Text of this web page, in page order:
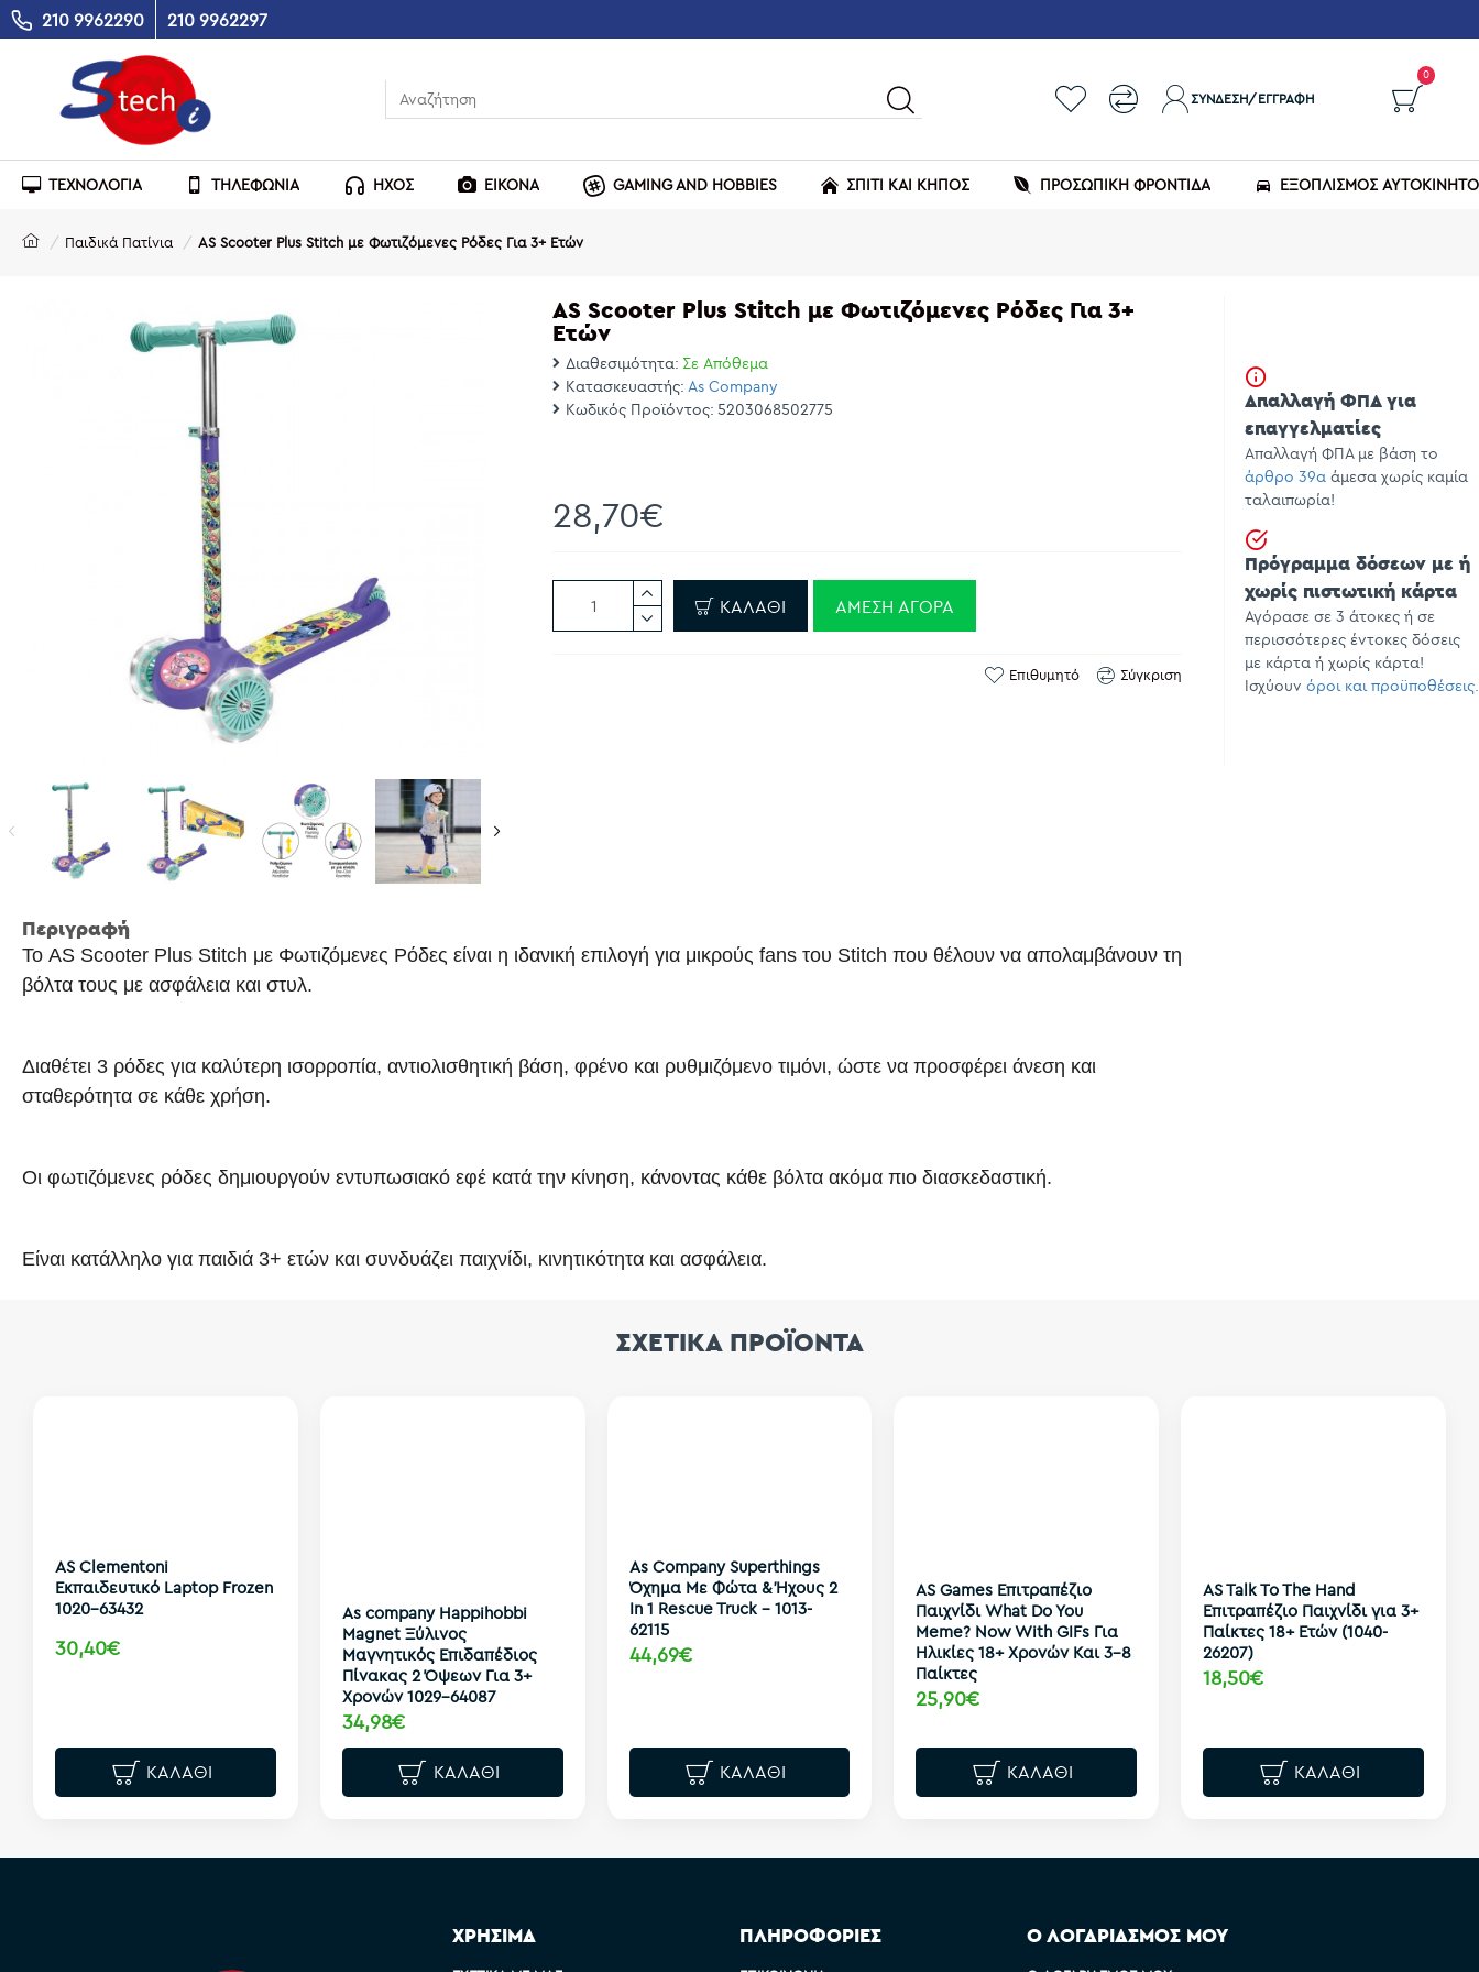
210 9962290 210 9962297
ΣΎΝΔΕΣΗ/ΕΓΓΡΑΦΉ
0
ΤΕΧΝΟΛΟΓΙΑ ΤΗΛΕΦΩΝΙΑ ΗΧΟΣ ΕΙΚΟΝΑ GAMING AND HOBBIES ΣΠΙΤΙ ΚΑΙ ΚΗΠΟΣ ΠΡΟΣΩΠΙΚΗ ΦΡΟΝΤΙΔΑ ΕΞΟΠΛΙΣΜΌΣ
Παιδικά Πατίνια AS Scooter Plus Stitch με Φωτιζόμενες Ρόδες Για 3+ Ετών
AS Scooter Plus Stitch με Φωτιζόμενες Ρόδες Για 3+
Ετών
Διαθεσιμότητα: Σε Απόθεμα
Κατασκευαστής: As Company
Κωδικός Προϊόντος: 5203068502775
28,70€
ΚΑΛΆΘΙ ΆΜΕΣΗ ΑΓΟΡΆ
Επιθυμητό Σύγκριση
Περιγραφή
Το AS Scooter Plus Stitch με Φωτιζόμενες Ρόδες είναι η ιδανική επιλογή για μικρούς fans του Stitch που θέλουν να απολαμβάνουν τη
βόλτα τους με ασφάλεια και στυλ.
Διαθέτει 3 ρόδες για καλύτερη ισορροπία, αντιολισθητική βάση, φρένο και ρυθμιζόμενο τιμόνι, ώστε να προσφέρει άνεση και
σταθερότητα σε κάθε χρήση.
Οι φωτιζόμενες ρόδες δημιουργούν εντυπωσιακό εφέ κατά την κίνηση, κάνοντας κάθε βόλτα ακόμα πιο διασκεδαστική.
Είναι κατάλληλο για παιδιά 3+ ετών και συνδυάζει παιχνίδι, κινητικότητα και ασφάλεια.
Απαλλαγή ΦΠΑ για
επαγγελματίες
Απαλλαγή ΦΠΑ με βάση το
άρθρο 39α άμεσα χωρίς καμία
ταλαιπωρία!
Πρόγραμμα δόσεων με ή
χωρίς πιστωτική κάρτα
Αγόρασε σε 3 άτοκες ή σε
περισσότερες έντοκες δόσεις
με κάρτα ή χωρίς κάρτα!
Ισχύουν όροι και προϋποθέσεις.
ΣΧΕΤΙΚΑ ΠΡΟΪΟΝΤΑ
AS Clementoni
Εκπαιδευτικό Laptop Frozen
1020-63432
30,40€
ΚΑΛΆΘΙ
As company Happihobbi
Magnet Ξύλινος
Μαγνητικός Επιδαπέδιος
Πίνακας 2 Όψεων Για 3+
Χρονών 1029-64087
34,98€
ΚΑΛΆΘΙ
As Company Superthings
Όχημα Με Φώτα & Ήχους 2
In 1 Rescue Truck - 1013-
62115
44,69€
ΚΑΛΆΘΙ
AS Games Επιτραπέζιο
Παιχνίδι What Do You
Meme? Now With GIFs Για
Ηλικίες 18+ Χρονών Και 3-8
Παίκτες
25,90€
ΚΑΛΆΘΙ
AS Talk To The Hand
Επιτραπέζιο Παιχνίδι για 3+
Παίκτες 18+ Ετών (1040-
26207)
18,50€
ΚΑΛΆΘΙ
ΧΡΗΣΙΜΑ ΠΛΗΡΟΦΟΡΙΕΣ Ο ΛΟΓΑΡΙΑΣΜΟΣ ΜΟΥ